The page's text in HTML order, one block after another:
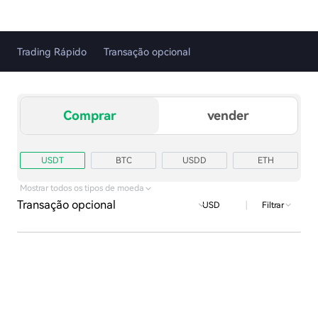
Trading Rápido Transação opcional
Comprar vender
USDT BTC USDD ETH
TRX USD1
Mostrar todos os tipos de moeda
Transação opcional USD | Filtrar